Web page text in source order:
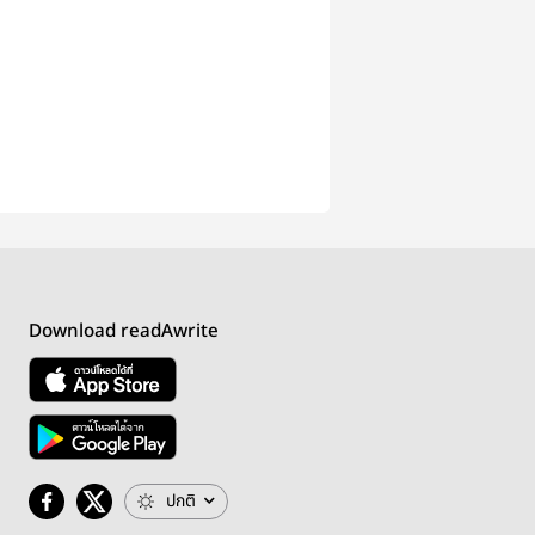
Download readAwrite
ปกติ